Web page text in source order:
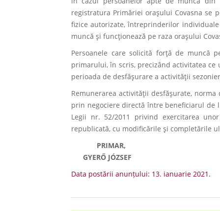
registratura Primăriei oraşului Covasna se
fizice autorizate, întreprinderilor
muncă şi funcţionează pe raza oraşului
Persoanele care solicită forţă de muncă
primarului, în scris, precizând activitatea
perioada de desfăşurare a activităţii
Remunerarea activităţii desfăşurate,
prin negociere directă între beneficiarul de
Legii nr. 52/2011 privind exercitarea
republicată, cu modificările şi completările
PRIMAR,
GYERŐ JÓZSEF
Data postării anunțului: 13. ianuarie 2021.